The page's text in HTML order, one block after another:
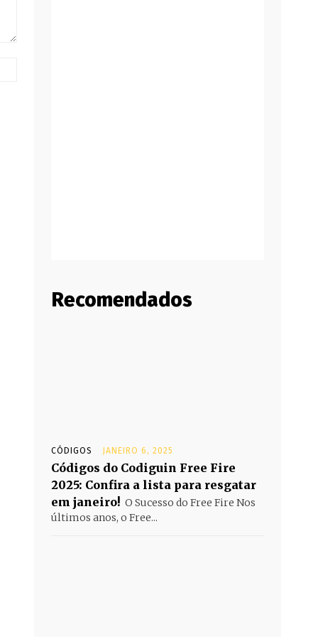
Recomendados
CÓDIGOS JANEIRO 6, 2025
Códigos do Codiguin Free Fire
2025: Confira a lista para resgatar
em janeiro! O Sucesso do Free Fire Nos
últimos anos, o Free...